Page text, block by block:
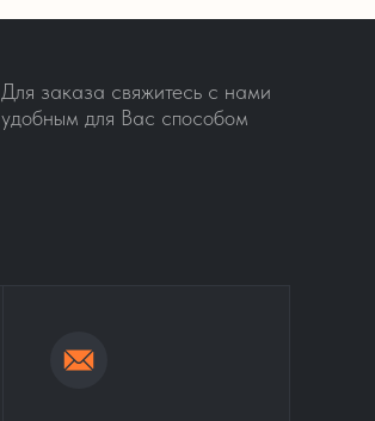
Для заказа свяжитесь с нами
удобным для Вас способом